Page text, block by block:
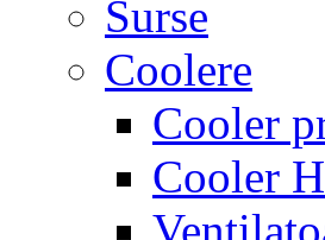
Surse
Coolere
Cooler
Cooler